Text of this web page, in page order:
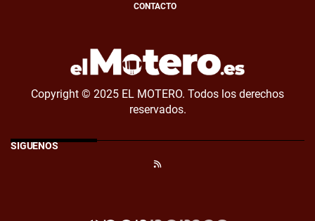
CONTACTO
Copyright © 2025 EL MOTERO. Todos los derechos
reservados.
SÍGUENOS